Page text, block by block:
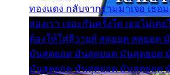
ทองแดง กลับจากรามมาเจอ เธ
สองเรา เจอะกันครั้งใด เธอไม่เค
ต้องให้ใส่ลีวายส์ สุดยอด สุดยอด
มันสุดยอด มันสุดยอด มันสุดยอด
มันสุดยอด มันสุดยอด มันสุดยอด